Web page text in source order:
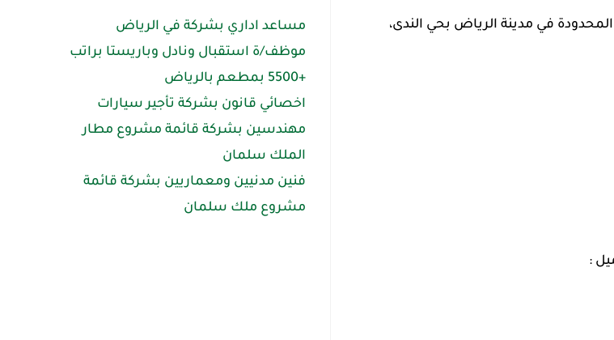
في مدينة الرياض بحي الندى،
:‏‌
مساعد اداري بشركة في الرياض
موظف/ة استقبال ونادل وباريستا براتب
+5500 بمطعم بالرياض
اخصائي قانون بشركة تأجير سيارات
مهندسين بشركة قائمة مشروع مطار
الملك سلمان
فنين مدنيين ومعماريين بشركة قائمة
مشروع ملك سلمان